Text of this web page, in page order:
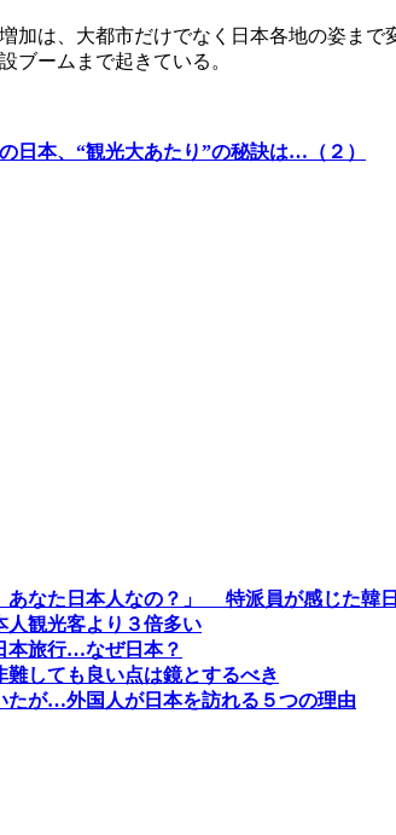
加は、大都市だけでなく日本各地の姿ま
ブームまで起きている。
日本、“観光大あたり”の秘訣は…（２）
あなた日本人なの？」 特派員が感じた韓
人観光客より３倍多い
本旅行…なぜ日本？
難しても良い点は鏡とするべき
たが…外国人が日本を訪れる５つの理由